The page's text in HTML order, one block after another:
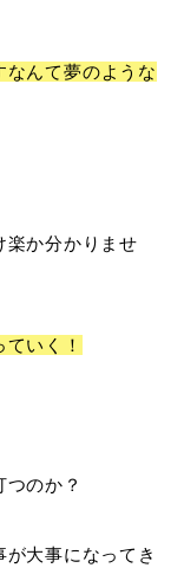
なんて夢のような
楽か分かりませ
いく ！
のか？
大事になってき